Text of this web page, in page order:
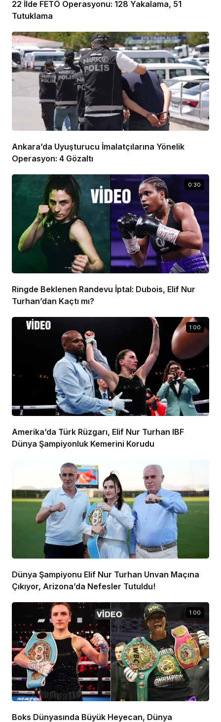
22 İlde FETÖ Operasyonu: 128 Yakalama, 51
Tutuklama
Ankara’da Uyuşturucu İmalatçılarına Yönelik
Operasyon: 4 Gözaltı
0:30
Ringde Beklenen Randevu İptal: Dubois, Elif Nur
Turhan’dan Kaçtı mı?
1:00
Amerika’da Türk Rüzgarı, Elif Nur Turhan IBF
Dünya Şampiyonluk Kemerini Korudu
Dünya Şampiyonu Elif Nur Turhan Unvan Maçına
Çıkıyor, Arizona’da Nefesler Tutuldu!
1:00
Boks Dünyasında Büyük Heyecan, Dünya